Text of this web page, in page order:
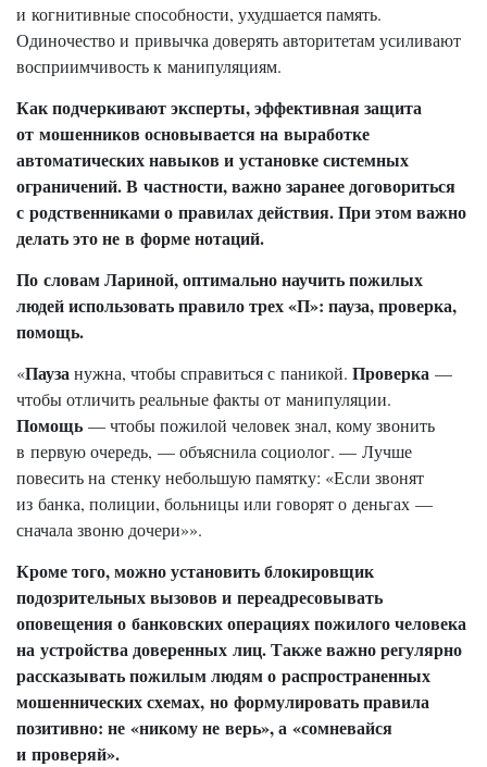
и когнитивные способности, ухудшается память.
Одиночество и привычка доверять авторитетам усиливают
восприимчивость к манипуляциям.
Как подчеркивают эксперты, эффективная защита
от мошенников основывается на выработке
автоматических навыков и установке системных
ограничений. В частности, важно заранее договориться
с родственниками о правилах действия. При этом важно
делать это не в форме нотаций.
По словам Лариной, оптимально научить пожилых
людей использовать правило трех «П»: пауза, проверка,
помощь.
«Паузанужна, чтобы справиться с паникой. Проверка —
чтобы отличить реальные факты от манипуляции.
Помощь — чтобы пожилой человек знал, кому звонить
в первую очередь, — объяснила социолог. — Лучше
повесить на стенку небольшую памятку: «Если звонят
из банка, полиции, больницы или говорят о деньгах —
сначала звоню дочери»».
Кроме того, можно установить блокировщик
подозрительных вызовов и переадресовывать
оповещения о банковских операциях пожилого человека
на устройства доверенных лиц. Также важно регулярно
рассказывать пожилым людям о распространенных
мошеннических схемах, но формулировать правила
позитивно: не «никому не верь», а «сомневайся
и проверяй».